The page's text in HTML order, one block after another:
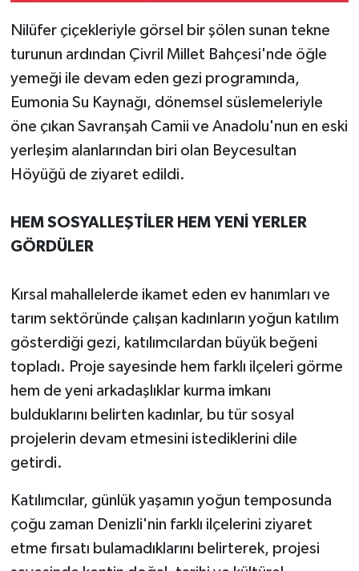
Nilüfer çiçekleriyle görsel bir şölen sunan tekne
turunun ardından Çivril Millet Bahçesi'nde öğle
yemeği ile devam eden gezi programında,
Eumonia Su Kaynağı, dönemsel süslemeleriyle
öne çıkan Savranşah Camii ve Anadolu'nun en eski
yerleşim alanlarından biri olan Beycesultan
Höyüğü de ziyaret edildi.
HEM SOSYALLEŞTİLER HEM YENİ YERLER
GÖRDÜLER
Kırsal mahallelerde ikamet eden ev hanımları ve
tarım sektöründe çalışan kadınların yoğun katılım
gösterdiği gezi, katılımcılardan büyük beğeni
topladı. Proje sayesinde hem farklı ilçeleri görme
hem de yeni arkadaşlıklar kurma imkanı
bulduklarını belirten kadınlar, bu tür sosyal
projelerin devam etmesini istediklerini dile
getirdi.
Katılımcılar, günlük yaşamın yoğun temposunda
çoğu zaman Denizli'nin farklı ilçelerini ziyaret
etme fırsatı bulamadıklarını belirterek, projesi